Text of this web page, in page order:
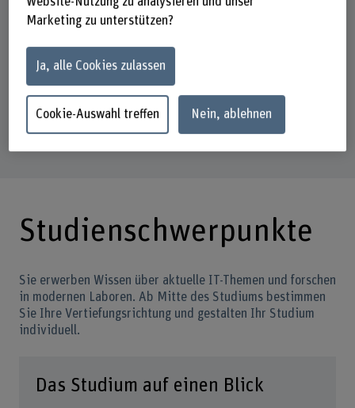
Dozent
E-Mail anzeigen
Download
Studienschwerpunkte
Sie erwerben Wissen über aktuelle IT-Themen und forschen
in modernen Laboren. Ab Mitte des Studiums bestimmen
Sie Ihre Vertiefungsrichtung und gestalten Ihr Studium
individuell.
Das Studium auf einen Blick
Marketing zu unterstützen?
Ja, alle Cookies zulassen
Cookie-Auswahl treffen Nein, ablehnen